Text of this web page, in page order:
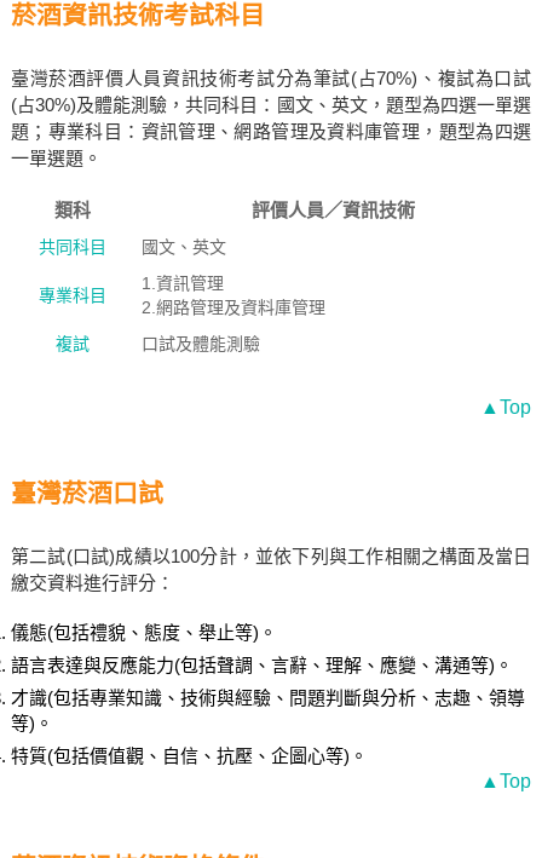
菸酒資訊技術考試科目
臺灣菸酒評價人員資訊技術考試分為筆試(占70%)、複試為口試
(占30%)及體能測驗，共同科目：國文、英文，題型為四選一單選
題；專業科目：資訊管理、網路管理及資料庫管理，題型為四選
一單選題。
類科 評價人員／資訊技術
共同科目 國文、英文
專業科目
1.資訊管理
2.網路管理及資料庫管理
複試
口試及體能測驗
▲Top
臺灣菸酒口試
第二試(口試)成績以100分計，並依下列與工作相關之構面及當日
繳交資料進行評分：
儀態(包括禮貌、態度、舉止等)。
語言表達與反應能力(包括聲調、言辭、理解、應變、溝通等)。
才識(包括專業知識、技術與經驗、問題判斷與分析、志趣、領導
等)。
特質(包括價值觀、自信、抗壓、企圖心等)。
▲Top